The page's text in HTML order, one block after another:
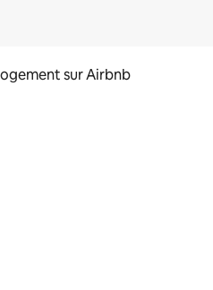
sur Airbnb